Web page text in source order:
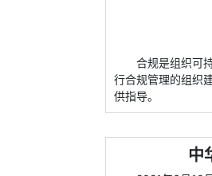
合规是组织可
行合规管理的组织
供指导。
中